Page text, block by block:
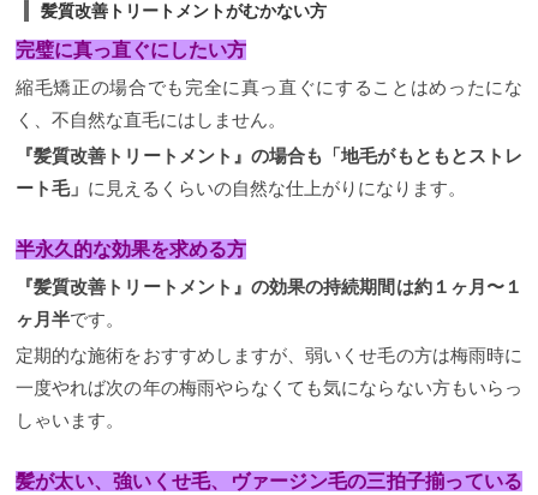
髪質改善トリートメントがむかない方
完璧に真っ直ぐにしたい方
縮毛矯正の場合でも完全に真っ直ぐにすることはめったにな
く、不自然な直毛にはしません。
『髪質改善トリートメント』の場合も「地毛がもともとストレ
ート毛」 に見えるくらいの自然な仕上がりになります。
半永久的な効果を求める方
『髪質改善トリートメント』の効果の持続期間は約１ヶ月〜１
ヶ月半です。
定期的な施術をおすすめしますが、弱いくせ毛の方は梅雨時に
一度やれば次の年の梅雨やらなくても気にならない方もいらっ
しゃいます。
髪が太い、強いくせ毛、ヴァージン毛の三拍子揃っている